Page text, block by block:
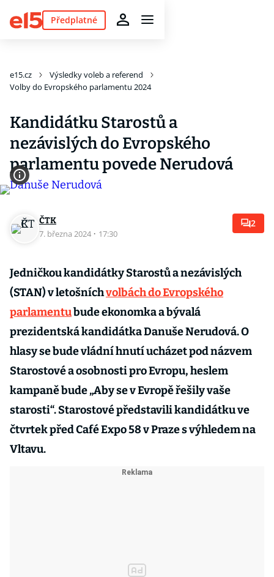
Předplatné
e15.cz
Výsledky voleb a referend
Volby do Evropského parlamentu 2024
Kandidátku Starostů a
nezávislých do Evropského
parlamentu povede Nerudová
ČTK
7. března 2024 · 17:30
2
Jedničkou kandidátky Starostů a nezávislých
(STAN) v letošníchvolbách do Evropského
parlamentubude ekonomka a bývalá
prezidentská kandidátka Danuše Nerudová. O
hlasy se bude vládní hnutí ucházet pod názvem
Starostové a osobnosti pro Evropu, heslem
kampaně bude „Aby se v Evropě řešily vaše
starosti“. Starostové představili kandidátku ve
čtvrtek před Café Expo 58 v Praze s výhledem na
Vltavu.